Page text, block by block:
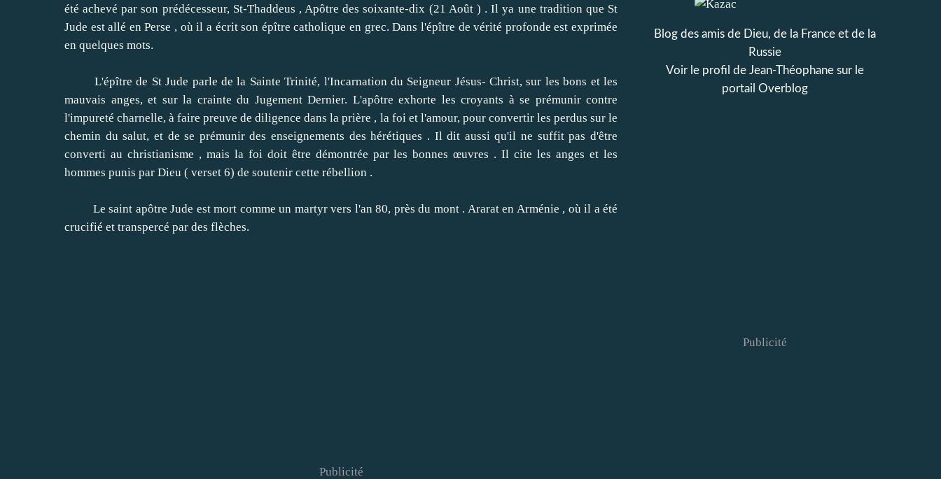
été achevé par son prédécesseur, St-Thaddeus , Apôtre des soixante-dix (21 Août ) . Il ya une tradition que St
Jude est allé en Perse , où il a écrit son épître catholique en grec. Dans l'épître de vérité profonde est exprimée
en quelques mots.
L'épître de St Jude parle de la Sainte Trinité, l'Incarnation du Seigneur Jésus- Christ, sur les bons et les
mauvais anges, et sur ​​la crainte du Jugement Dernier. L'apôtre exhorte les croyants à se prémunir contre
l'impureté charnelle, à faire preuve de diligence dans la prière , la foi et l'amour, pour convertir les perdus sur le
chemin du salut, et de se prémunir des enseignements des hérétiques . Il dit aussi qu'il ne suffit pas d'être
converti au christianisme , mais la foi doit être démontrée par les bonnes œuvres . Il cite les anges et les
hommes punis par Dieu ( verset 6) de soutenir cette rébellion .
Le saint apôtre Jude est mort comme un martyr vers l'an 80, près du mont . Ararat en Arménie , où il a été
crucifié et transpercé par des flèches.
Publicité
Blog des amis de Dieu, de la France et de la
Russie
Voir le profil de Jean-Théophanesur le
portail Overblog
Publicité